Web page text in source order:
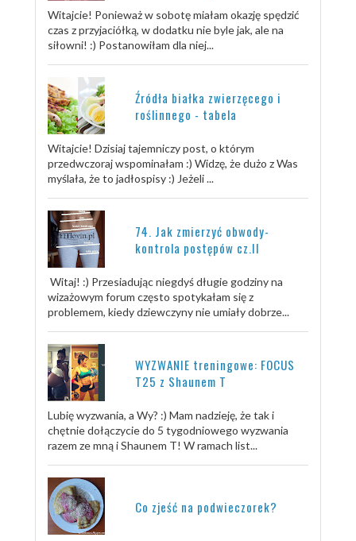
Witajcie! Ponieważ w sobotę miałam okazję spędzić
czas z przyjaciółką, w dodatku nie byle jak, ale na
siłowni! :) Postanowiłam dla niej...
Źródła białka zwierzęcego i
roślinnego - tabela
Witajcie! Dzisiaj tajemniczy post, o którym
przedwczoraj wspominałam :) Widzę, że dużo z Was
myślała, że to jadłospisy :) Jeżeli ...
74. Jak zmierzyć obwody-
kontrola postępów cz.II
Witaj! :) Przesiadując niegdyś długie godziny na
wizażowym forum często spotykałam się z
problemem, kiedy dziewczyny nie umiały dobrze...
WYZWANIE treningowe: FOCUS
T25 z Shaunem T
Lubię wyzwania, a Wy? :) Mam nadzieję, że tak i
chętnie dołączycie do 5 tygodniowego wyzwania
razem ze mną i Shaunem T! W ramach list...
Co zjeść na podwieczorek?